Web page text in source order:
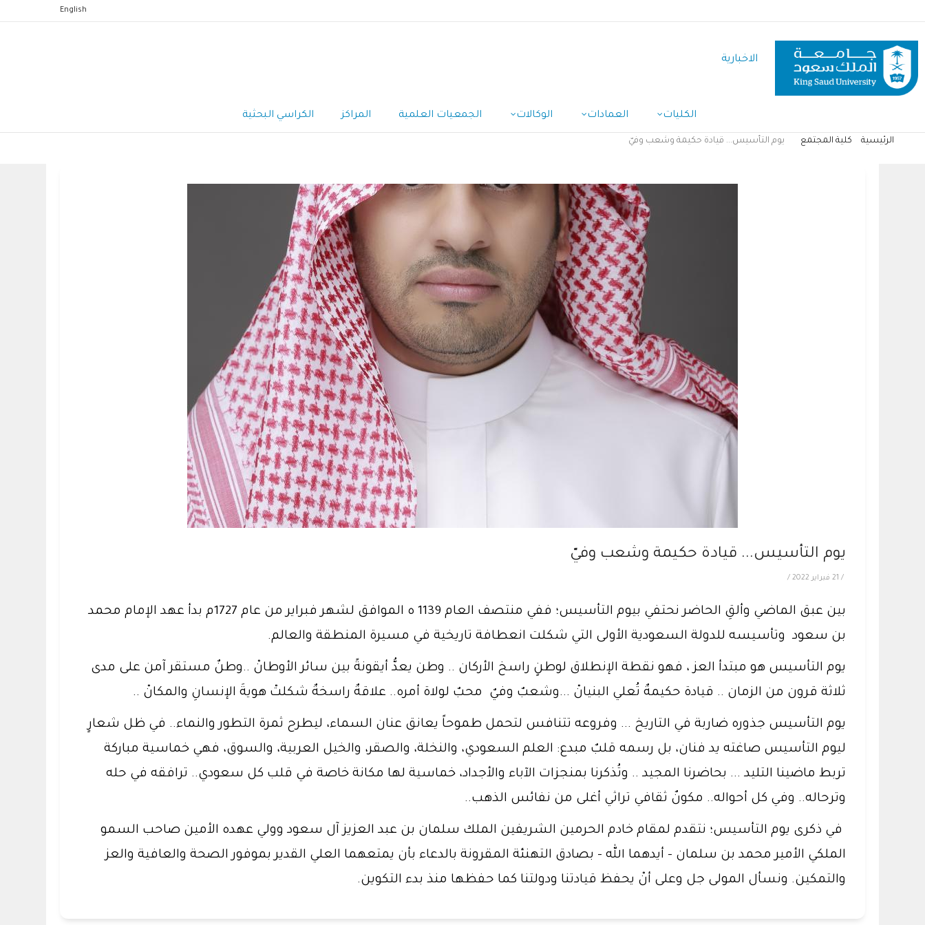
المحتوى
الرئيسي
English
الاخبارية
الكليات العمادات الوكالات الجمعيات العلمية المراكز الكراسي البحثية
الرئيسية كلية المجتمع يوم التأسيس... قيادة حكيمة وشعب وفيّ
يوم التأسيس... قيادة حكيمة وشعب وفيّ
/ 21 فبراير 2022 /
بين عبق الماضي وألقِ الحاضر نحتفي بيوم التأسيس؛ ففي منتصف العام 1139 ه الموافق لشهر فبراير من عام 1727م بدأ عهد الإمام محمد
بن سعود وتأسيسه للدولة السعودية الأولى التي شكلت انعطافة تاريخية في مسيرة المنطقة والعالم.
يوم التأسيس هو مبتدأ العز ، فهو نقطة الإنطلاق لوطنٍ راسخ الأركان .. وطن يعدُّ أيقونةً بين سائر الأوطانْ ..وطنٌ مستقر آمن على مدى
ثلاثة قرون من الزمان .. قيادة حكيمةٌ تُعلي البنيانْ ...وشعبٌ وفيٌ محبٌ لولاة أمره.. علاقةٌ راسخةٌ شكلتْ هويةَ الإنسانِ والمكانْ ..
يوم التأسيس جذوره ضاربة في التاريخ ... وفروعه تتنافس لتحمل طموحاً يعانق عنان السماء، ليطرح ثمرة التطور والنماء.. في ظل شعارٍ
ليوم التأسيس صاغته يد فنان، بل رسمه قلبٌ مبدع: العلم السعودي، والنخلة، والصقر، والخيل العربية، والسوق، فهي خماسية مباركة
تربط ماضينا التليد ... بحاضرنا المجيد .. وتُذكرنا بمنجزات الآباء والأجداد، خماسية لها مكانة خاصة في قلب كل سعودي.. ترافقه في حله
وترحاله.. وفي كل أحواله.. مكونٌ ثقافي تراثي أغلى من نفائس الذهب..
في ذكرى يوم التأسيس؛ نتقدم لمقام خادم الحرمين الشريفين الملك سلمان بن عبد العزيز آل سعود وولي عهده الأمين صاحب السمو
الملكي الأمير محمد بن سلمان – أيدهما الله – بصادق التهنئة المقرونة بالدعاء بأن يمتعهما العلي القدير بموفور الصحة والعافية والعز
والتمكين. ونسأل المولى جل وعلى أنْ يحفظ قيادتنا ودولتنا كما حفظها منذ بدء التكوين.